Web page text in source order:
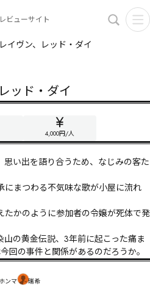
ビューサイト
イヴン、レッド・ダイ
ッド・ダイ
4,000円/人
い出を語り合うため、なじみの客た
にまつわる不気味な歌が小屋に流れ
たかのように参加者の令嬢が死体で発
の黄金伝説、3年前に起こった痛ま
回の事件と関係があるのだろうか。
ンマ 瑞希